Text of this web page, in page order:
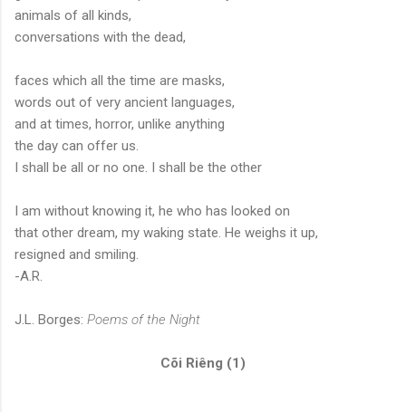
animals of all kinds,
conversations with the dead,
faces which all the time are masks,
words out of very ancient languages,
and at times, horror, unlike anything
the day can offer us.
I shall be all or no one. I shall be the other
I am without knowing it, he who has looked on
that other dream, my waking state. He weighs it up,
resigned and smiling.
-A.R.
J.L. Borges: Poems of the Night
Cõi Riêng (1)